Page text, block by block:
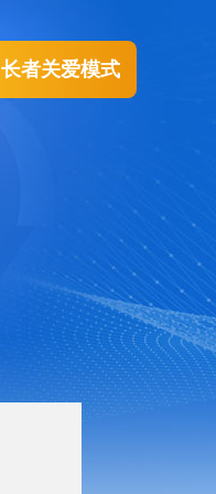
长者关爱模式